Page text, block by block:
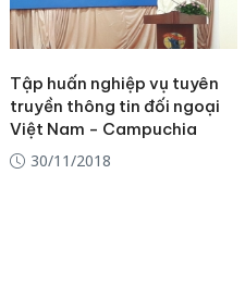
Tập huấn nghiệp vụ tuyên
truyền thông tin đối ngoại
Việt Nam - Campuchia
30/11/2018